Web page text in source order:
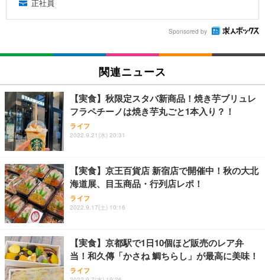
正社員
Sponsored by
関連ニュース
【実食】秋限定スタバ新商品！焼き芋ブリュレ
フラペチーノは焼き芋丸ごと1本入り？！
ライフ
2022.9.21(水) 20:31
【実食】京王百貨店 新宿店で開催中！秋の大北
海道展、目玉商品・行列店レポ！
ライフ
2022.9.17(土) 10:16
【実食】京都駅で1日10個ほど販売のレア弁
当！和久傳「かさね 鯛ちらし」が最高に美味！
ライフ